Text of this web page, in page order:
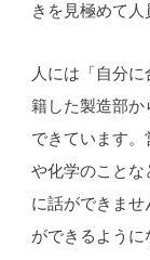
きを見極めて人
人には「自分
籍した製造部か
できています
や化学のことな
に話ができま
ができるように